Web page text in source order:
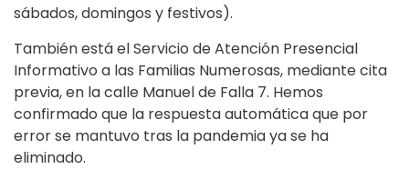
sábados, domingos y festivos).
También está el Servicio de Atención Presencial
Informativo a las Familias Numerosas, mediante cita
previa, en la calle Manuel de Falla 7. Hemos
confirmado que la respuesta automática que por
error se mantuvo tras la pandemia ya se ha
eliminado.